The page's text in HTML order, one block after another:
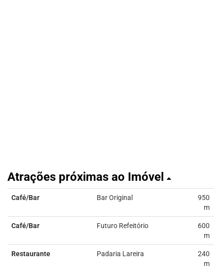
Atrações próximas ao Imóvel
Café/Bar Bar Original
950
m
Café/Bar Futuro Refeitório
600
m
Restaurante Padaria Lareira
240
m